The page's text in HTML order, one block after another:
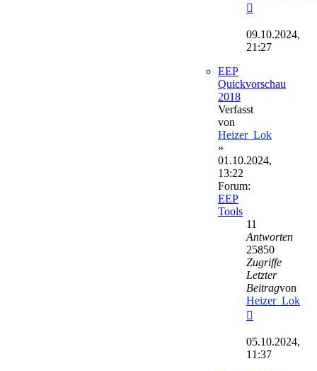
Beitrag
09.10.2024,
21:27
EEP
Quickvorschau
2018
Verfasst
von
Heizer_Lok
»
01.10.2024,
13:22
Forum:
EEP
Tools
11
Antworten
25850
Zugriffe
Letzter
Beitragvon
Heizer_Lok
Beitrag
05.10.2024,
11:37